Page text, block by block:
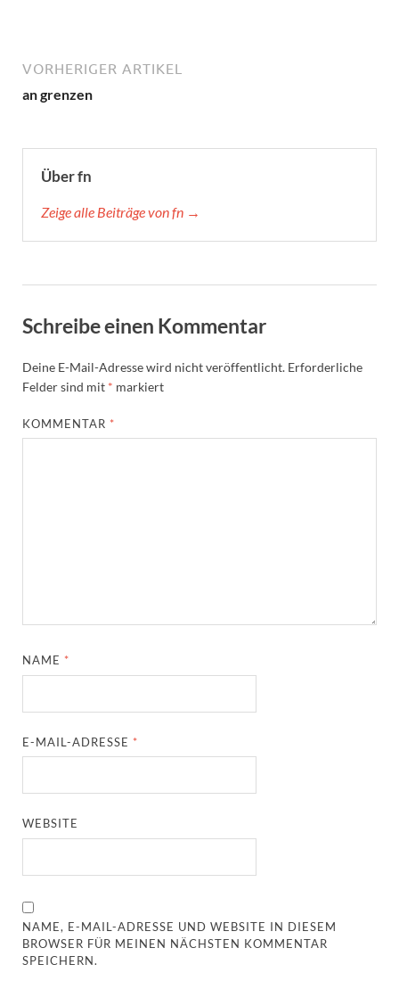
VORHERIGER ARTIKEL
an grenzen
Über fn
Zeige alle Beiträge von fn →
Schreibe einen Kommentar
Deine E-Mail-Adresse wird nicht veröffentlicht. Erforderliche
Felder sind mit * markiert
KOMMENTAR *
NAME *
E-MAIL-ADRESSE *
WEBSITE
NAME, E-MAIL-ADRESSE UND WEBSITE IN DIESEM
BROWSER FÜR MEINEN NÄCHSTEN KOMMENTAR
SPEICHERN.